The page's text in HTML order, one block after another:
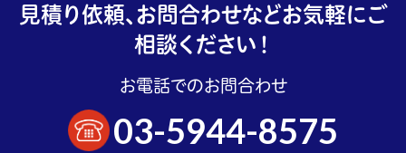
見積り依頼、お問合わせなどお気軽にご
相談ください！
お電話でのお問合わせ
03-5944-8575